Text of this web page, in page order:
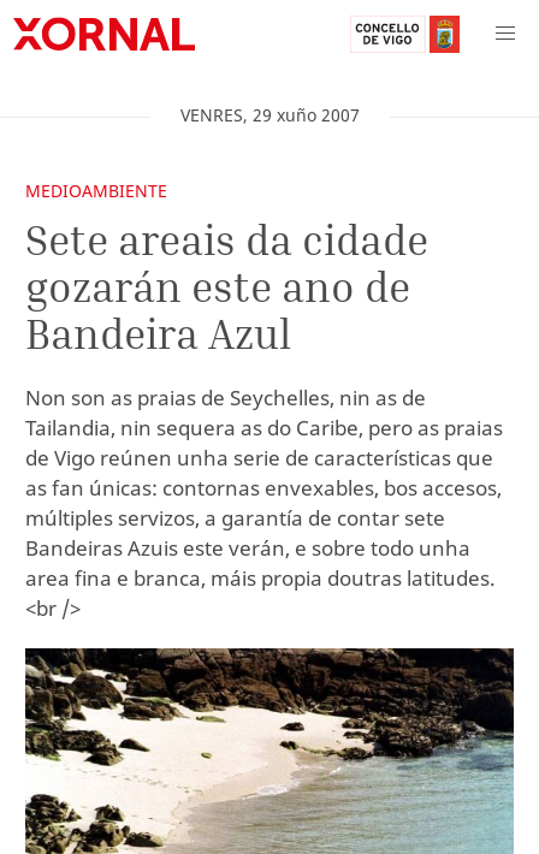
VENRES, 29 xuño 2007
MEDIOAMBIENTE
Sete areais da cidade
gozarán este ano de
Bandeira Azul
Non son as praias de Seychelles, nin as de
Tailandia, nin sequera as do Caribe, pero as praias
de Vigo reúnen unha serie de características que
as fan únicas: contornas envexables, bos accesos,
múltiples servizos, a garantía de contar sete
Bandeiras Azuis este verán, e sobre todo unha
area fina e branca, máis propia doutras latitudes.
<br />